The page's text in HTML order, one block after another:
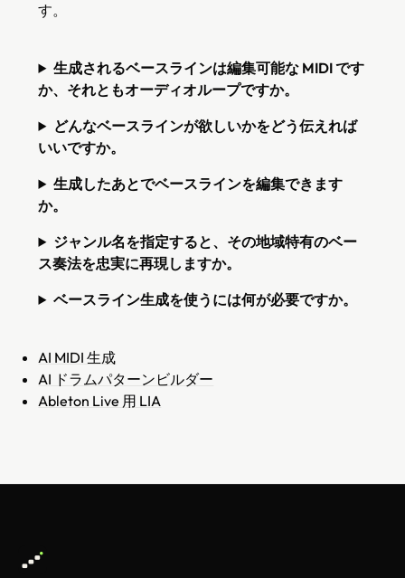
す。
生成されるベースラインは編集可能な MIDI です
か、それともオーディオループですか。
どんなベースラインが欲しいかをどう伝えれば
いいですか。
生成したあとでベースラインを編集できます
か。
ジャンル名を指定すると、その地域特有のベー
ス奏法を忠実に再現しますか。
ベースライン生成を使うには何が必要ですか。
AI MIDI 生成
AI ドラムパターンビルダー
Ableton Live 用 LIA